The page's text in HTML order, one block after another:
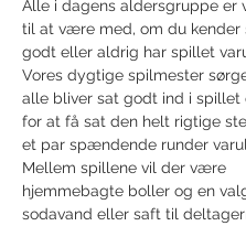
Alle i dagens aldersgruppe er
til at være med, om du kender
godt eller aldrig har spillet
Vores dygtige spilmester
alle bliver sat godt ind i spillet
for at få sat den helt rigtige
et par spændende runder
Mellem spillene vil der være
hjemmebagte boller og en
sodavand eller saft til